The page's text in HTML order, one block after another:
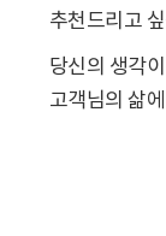
추천드리고
당신의 생각
고객님의 삶